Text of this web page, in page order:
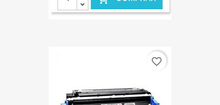
favorite_border